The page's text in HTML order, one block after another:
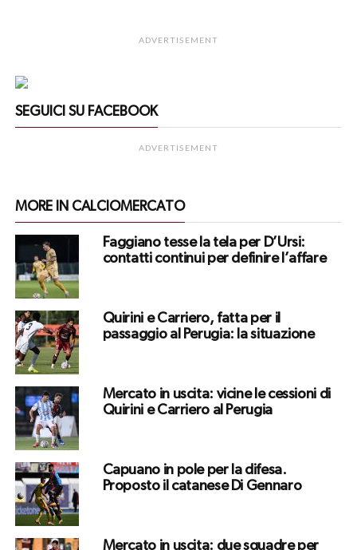
ADVERTISEMENT
SEGUICI SU FACEBOOK
ADVERTISEMENT
MORE IN CALCIOMERCATO
Faggiano tesse la tela per D’Ursi:
contatti continui per definire l’affare
Quirini e Carriero, fatta per il
passaggio al Perugia: la situazione
Mercato in uscita: vicine le cessioni di
Quirini e Carriero al Perugia
Capuano in pole per la difesa.
Proposto il catanese Di Gennaro
Mercato in uscita: due squadre per